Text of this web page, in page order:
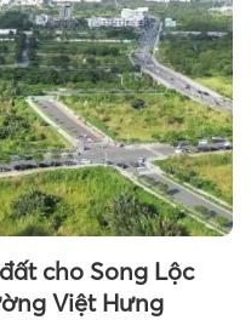
cho Song Lộc
Việt Hưng